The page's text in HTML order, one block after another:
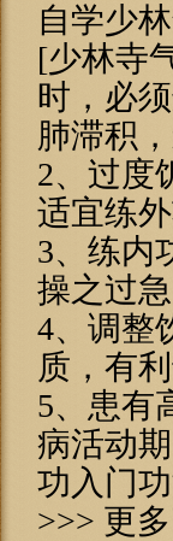
自学少
[少林寺
时，必
肺滞积
2、过度
适宜练外
3、练内
操之过
4、调整
质，有
5、患有
病活动
功入门
>>> 更